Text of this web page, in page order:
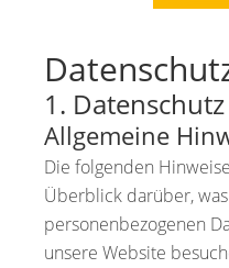
1.
Allgemeine
Die folgenden
Überblick darüber,
personenbezogenen
unsere Website